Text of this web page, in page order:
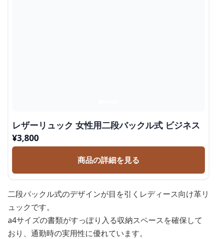
レザーリュック 女性用二段バックル式 ビジネス
¥3,800
商品の詳細を見る
二段バックル式のデザインが目を引くレディース向け革リ
ュックです。
a4サイズの書類がすっぽり入る収納スペースを確保して
おり、通勤時の実用性に優れています。